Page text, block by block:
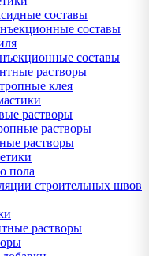
составы
составы
составы
растворы
клея
растворы
растворы
растворы
пола
строительных швов
растворы